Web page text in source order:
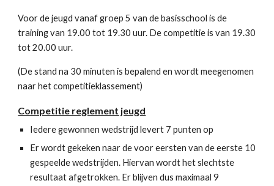
Voor de jeugd vanaf groep 5 van de basisschool is de
training van 19.00 tot 19.30 uur. De competitie is van 19.30
tot 20.00 uur.
(De stand na 30 minuten is bepalend en wordt meegenomen
naar het competitieklassement)
Competitie reglement jeugd
Iedere gewonnen wedstrijd levert 7 punten op
Er wordt gekeken naar de voor eersten van de eerste 10
gespeelde wedstrijden. Hiervan wordt het slechtste
resultaat afgetrokken. Er blijven dus maximaal 9